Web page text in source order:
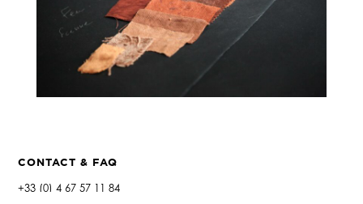
CONTACT & FAQ
+33 (0) 4 67 57 11 84